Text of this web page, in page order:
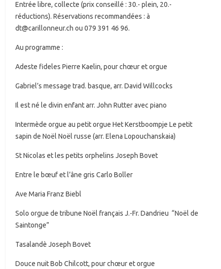
Entrée libre, collecte (prix conseillé : 30.- plein, 20.-
réductions). Réservations recommandées : à
dt@carillonneur.ch ou 079 391 46 96.
Au programme :
Adeste fideles Pierre Kaelin, pour chœur et orgue
Gabriel’s message trad. basque, arr. David Willcocks
Il est né le divin enfant arr. John Rutter avec piano
Intermède orgue au petit orgue Het Kerstboompje Le petit
sapin de Noël Noël russe (arr. Elena Lopouchanskaia)
St Nicolas et les petits orphelins Joseph Bovet
Entre le bœuf et l’âne gris Carlo Boller
Ave Maria Franz Biebl
Solo orgue de tribune Noël français J.-Fr. Dandrieu “Noël de
Saintonge”
Tasalandè Joseph Bovet
Douce nuit Bob Chilcott, pour chœur et orgue